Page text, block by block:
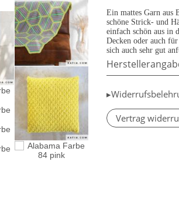
Ein mattes Garn aus
schöne Strick- und
einfach schön aus in
Decken oder auch
sich auch sehr gut
Vertrag